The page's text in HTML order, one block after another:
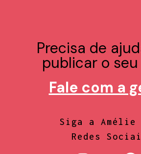
Precisa de
publicar o seu
Fale com a
Siga a Amélie
Redes